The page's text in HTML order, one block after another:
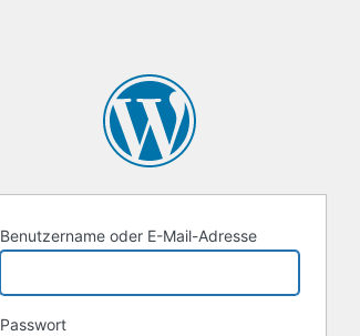
Benutzername oder E-Mail-Adresse
Passwort